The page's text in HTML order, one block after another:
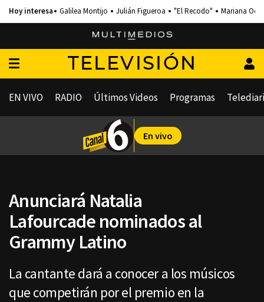
Galilea Montijo Julián Figueroa "El Recodo" Mariana
TELEVISIÓN
EN VIVO RADIO Últimos Videos Programas
En vivo
Anunciará Natalia
Lafourcade nominados al
Grammy Latino
La cantante dará a conocer a los músicos
que competirán por el premio en la